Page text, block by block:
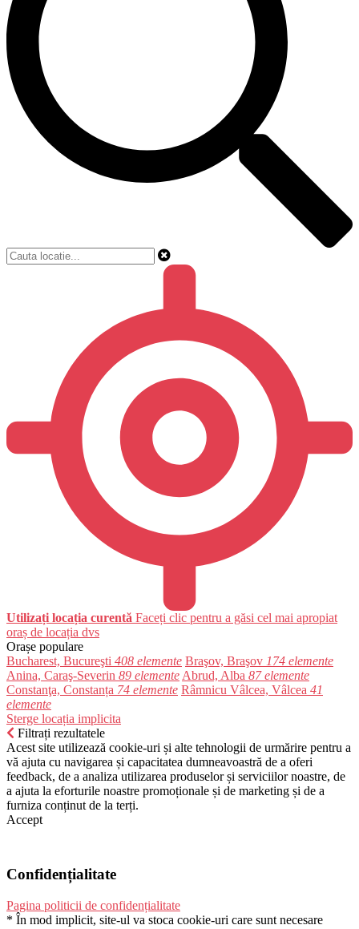
Utilizați locația curentă Faceți clic pentru a găsi cel mai apropiat
oraș de locația dvs
Orașe populare
Bucharest, Bucureşti 408 elemente Braşov, Braşov 174 elemente
Anina, Caraş-Severin 89 elemente Abrud, Alba 87 elemente
Constanţa, Constanța 74 elemente Râmnicu Vâlcea, Vâlcea 41
elemente
Sterge locația implicita
Filtrați rezultatele
Acest site utilizează cookie-uri și alte tehnologii de urmărire pentru a
vă ajuta cu navigarea și capacitatea dumneavoastră de a oferi
feedback, de a analiza utilizarea produselor și serviciilor noastre, de
a ajuta la eforturile noastre promoționale și de marketing și de a
furniza conținut de la terți.
Accept
Confidențialitate
Pagina politicii de confidențialitate
* În mod implicit, site-ul va stoca cookie-uri care sunt necesare